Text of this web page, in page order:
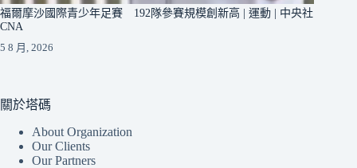
福爾摩沙國際青少年足賽 192隊參賽規模創新高 | 運動 | 中央社
CNA
5 8 月, 2026
關於塔碼
About Organization
Our Clients
Our Partners